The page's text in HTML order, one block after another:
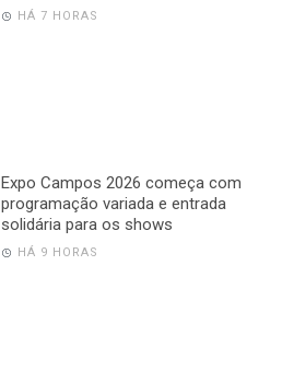
HÁ 7 HORAS
Expo Campos 2026 começa com
programação variada e entrada
solidária para os shows
HÁ 9 HORAS